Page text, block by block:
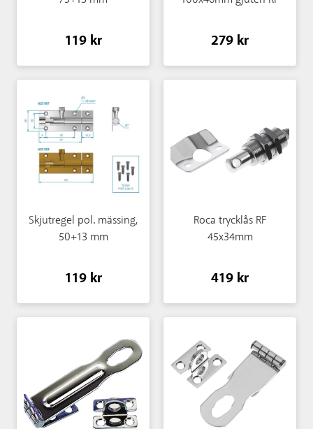
119 kr 279 kr
Skjutregel pol. mässing,
50+13 mm
119 kr
Roca trycklås RF
45x34mm
419 kr